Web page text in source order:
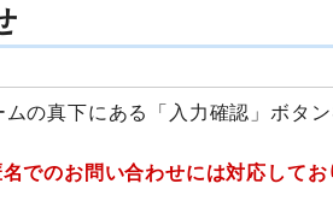
の真下にある「入力確認」ボタ
でのお問い合わせには対応して